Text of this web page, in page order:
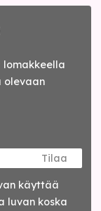
olevaan
Tilaa
käyttää
luvan koska